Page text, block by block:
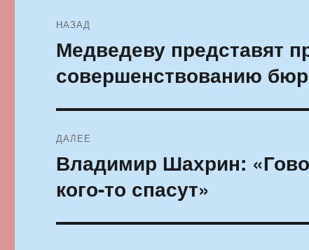
по
записям
НАЗАД
Предыдущая
запись:
Медведеву представят
совершенствованию
ДАЛЕЕ
Следующая
Владимир Шахрин:
кого-то спасут»